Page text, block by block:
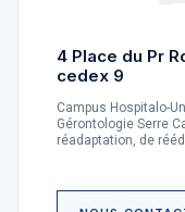
4 Place du Pr
cedex 9
Campus Hospitalo-
Gérontologie Serre
réadaptation, de